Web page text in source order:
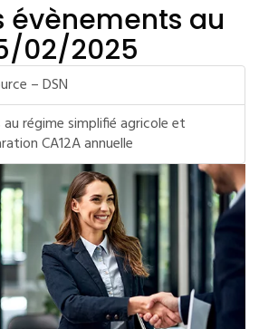
évènements au
02/2025
– DSN
régime simplifié agricole et
CA12A annuelle